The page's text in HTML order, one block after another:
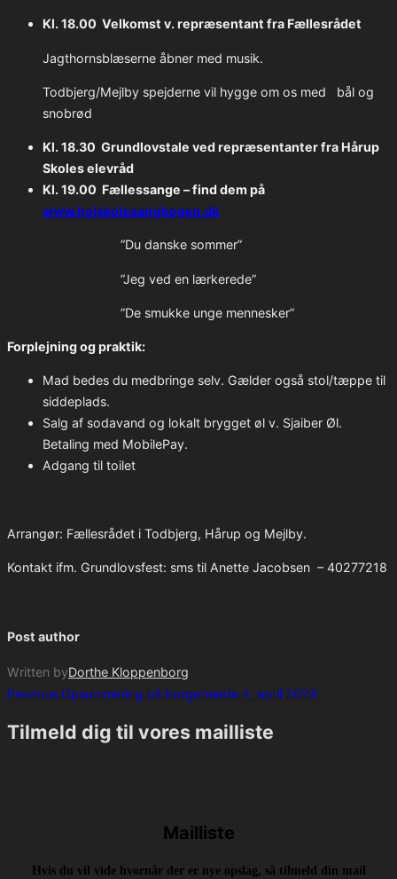
Kl. 18.00 Velkomst v. repræsentant fra Fællesrådet
Jagthornsblæserne åbner med musik.
Todbjerg/Mejlby spejderne vil hygge om os med bål og
snobrød
Kl. 18.30 Grundlovstale ved repræsentanter fra Hårup
Skoles elevråd
Kl. 19.00 Fællessange – find dem på
www.hojskolesangbogen.dk
”Du danske sommer”
”Jeg ved en lærkerede”
”De smukke unge mennesker”
Forplejning og praktik:
Mad bedes du medbringe selv. Gælder også stol/tæppe til
siddeplads.
Salg af sodavand og lokalt brygget øl v. Sjaiber Øl.
Betaling med MobilePay.
Adgang til toilet
Arrangør: Fællesrådet i Todbjerg, Hårup og Mejlby.
Kontakt ifm. Grundlovsfest: sms til Anette Jacobsen – 40277218
Post author
Written byDorthe Kloppenborg
Post
navigation
Previous
Previous Opsummering på borgermøde 4. april 2024
Tilmeld dig til vores mailliste
Mailliste
Hvis du vil vide hvornår der er nye opslag, så tilmeld din mail